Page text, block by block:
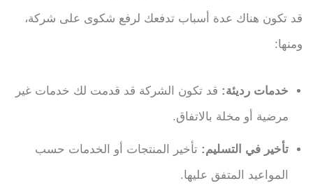
قد تكون هناك عدة أسباب تدفعك لرفع شكوى على شركة،
ومنها:
خدمات رديئة: قد تكون الشركة قد قدمت لك خدمات غير
مرضية أو مخلة بالاتفاق.
تأخير في التسليم: تأخير المنتجات أو الخدمات حسب
المواعيد المتفق عليها.